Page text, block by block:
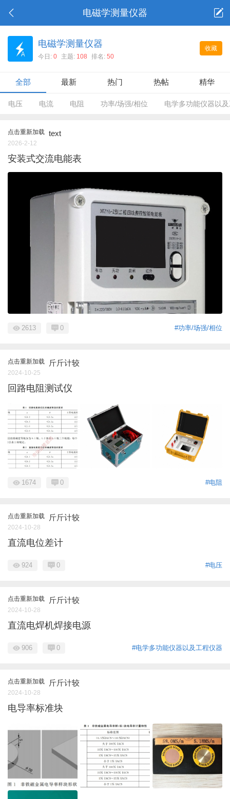
电磁学测量仪器
收藏
电磁学测量仪器
今日:0 主题: 108 排名:50
全部 最新 热门 热帖 精华
电压 电流 电阻 功率/场强/相位 电学多功能仪器以
点击重新加载 text
2026-2-12
安装式交流电能表
#功率/场强/相位
2613 0
点击重新加载 斤斤计较
2024-10-25
回路电阻测试仪
#电阻
1674 0
点击重新加载 斤斤计较
2024-10-28
直流电位差计
#电压
924 0
点击重新加载 斤斤计较
2024-10-28
直流电焊机焊接电源
#电学多功能仪器以及工程仪器
906 0
点击重新加载 斤斤计较
2024-10-28
电导率标准块